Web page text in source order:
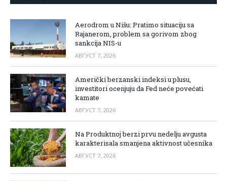
Aerodrom u Nišu: Pratimo situaciju sa
Rajanerom, problem sa gorivom zbog
sankcija NIS-u
АВГУСТ 7, 2026
Američki berzanski indeksi u plusu,
investitori ocenjuju da Fed neće povećati
kamate
АВГУСТ 7, 2026
Na Produktnoj berzi prvu nedelju avgusta
karakterisala smanjena aktivnost učesnika
АВГУСТ 7, 2026